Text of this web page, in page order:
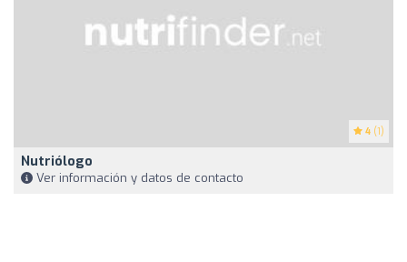
4 (1)
Nutriólogo
Ver información y datos de contacto